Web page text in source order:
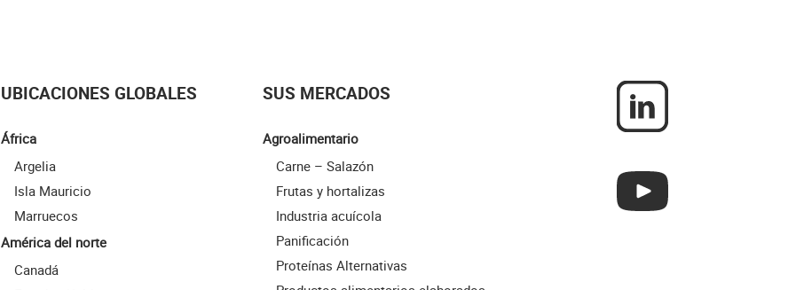
UBICACIONES GLOBALES
África
Argelia
Isla Mauricio
Marruecos
América del norte
Canadá
SUS MERCADOS
Agroalimentario
Carne – Salazón
Frutas y hortalizas
Industria acuícola
Panificación
Proteínas Alternativas